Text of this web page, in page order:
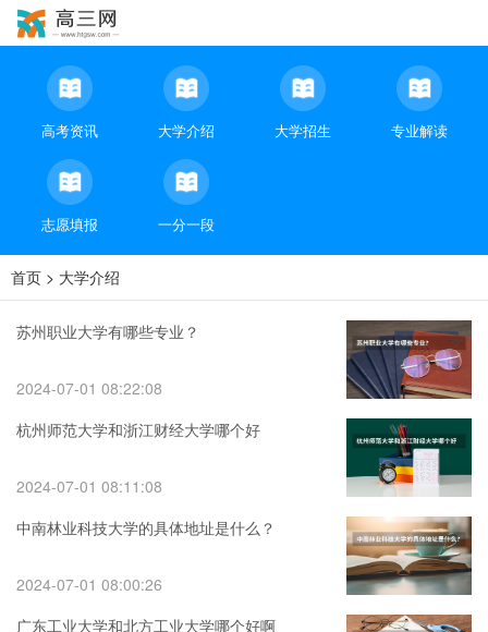
高考资讯 大学介绍 大学招生 专业解读
志愿填报 一分一段
首页 > 大学介绍
苏州职业大学有哪些专业？
2024-07-01 08:22:08
杭州师范大学和浙江财经大学哪个好
2024-07-01 08:11:08
中南林业科技大学的具体地址是什么？
2024-07-01 08:00:26
广东工业大学和北方工业大学哪个好啊